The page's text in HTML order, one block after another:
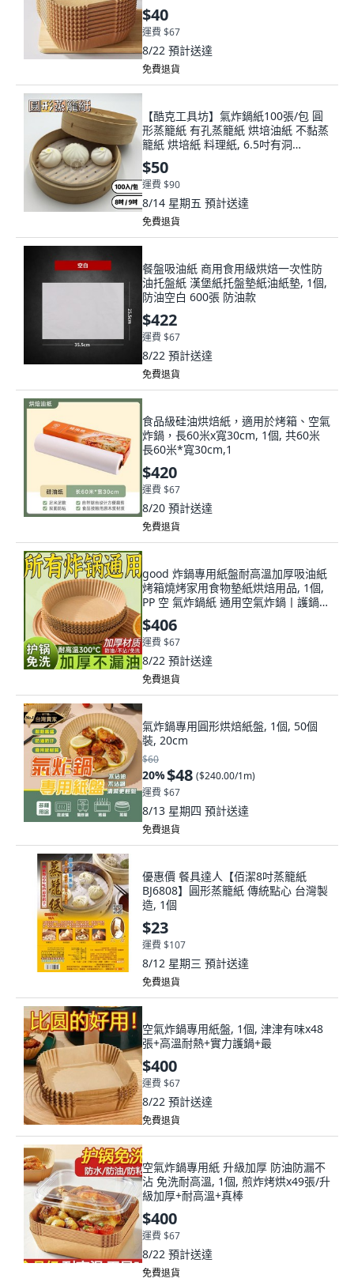
$40
運費 $67
8/22 預計送達
免費退貨
【酷克工具坊】氣炸鍋紙100張/包 圓
形蒸籠紙 有孔蒸籠紙 烘培油紙 不黏蒸
籠紙 烘培紙 料理紙, 6.5吋有洞
（16.5cm）100張, 1個
$50
運費 $90
8/14 星期五 預計送達
免費退貨
餐盤吸油紙 商用食用級烘焙一次性防
油托盤紙 漢堡紙托盤墊紙油紙墊, 1個,
防油空白 600張 防油款
$422
運費 $67
8/22 預計送達
免費退貨
食品級硅油烘焙紙，適用於烤箱、空氣
炸鍋，長60米x寬30cm, 1個, 共60米
長60米*寬30cm,1
$420
運費 $67
8/20 預計送達
免費退貨
good 炸鍋專用紙盤耐高溫加厚吸油紙
烤箱燒烤家用食物墊紙烘焙用品, 1個,
PP 空 氣炸鍋紙 通用空氣炸鍋丨護鍋
$406
運費 $67
8/22 預計送達
免費退貨
氣炸鍋專用圓形烘焙紙盤, 1個, 50個
裝, 20cm
$60
20%$48 ($240.00/1m)
運費 $67
8/13 星期四 預計送達
免費退貨
優惠價 餐具達人【佰潔8吋蒸籠紙
BJ6808】圓形蒸籠紙 傳統點心 台灣製
造, 1個
$23
運費 $107
8/12 星期三 預計送達
免費退貨
空氣炸鍋專用紙盤, 1個, 津津有味x48
張+高溫耐熱+實力護鍋+最
$400
運費 $67
8/22 預計送達
免費退貨
空氣炸鍋專用紙 升級加厚 防油防漏不
沾 免洗耐高溫, 1個, 煎炸烤烘x49張/升
級加厚+耐高溫+真棒
$400
運費 $67
8/22 預計送達
免費退貨